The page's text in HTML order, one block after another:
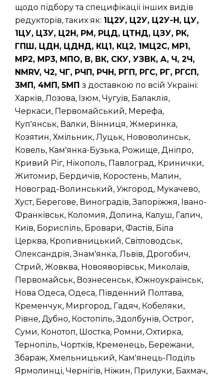
щодо підбору та специфікації інших видів
редукторів, таких як: 1Ц2У, Ц2У, Ц2У-Н, ЦУ,
1ЦУ, Ц3У, Ц2Н, РМ, РЦД, ЦТНД, ЦЗУ, РК,
ГПШ, ЦДН, ЦДНД, КЦ1, КЦ2, 1МЦ2С, МР1,
МР2, МР3, МПО, В, ВК, СКУ, УЗВК, А, Ч, 2Ч,
NMRV, Ч2, ЧГ, РЧП, РЧН, РГП, РГС, РГ, РГСП,
3МП, 4МП, 5МП з доставкою по всій Україні:
Харків, Лозова, Ізюм, Чугуїв, Балаклія,
Черкаси, Первомайський, Мерефа,
Куп'янськ, Валки, Вінниця, Жмеринка,
Козятин, Хмільник, Луцьк, Нововолинськ,
Ковель, Кам'янка-Бузька, Рожище, Дніпро,
Кривий Ріг, Нікополь, Павлоград, Кринички,
Житомир, Бердичів, Коростень, Малин,
Новоград-Волинський, Ужгород, Мукачево,
Хуст, Берегове, Виноградів, Запоріжжя, Івано-
Франківськ, Коломия, Долина, Калуш, Галич,
Київ, Бориспіль, Бровари, Фастів, Біла
Церква, Кропивницький, Світловодськ,
Олександрія, Знам'янка, Львів, Дрогобич,
Стрий, Жовква, Новояворівськ, Миколаїв,
Первомайськ, Вознесенськ, Южноукраїнськ,
Нова Одеса, Одеса, Південний Полтава,
Кременчук, Миргород, Гадяч, Кобеляки,
Рівне, Дубно, Костопіль, Здолбунів, Острог,
Суми, Конотоп, Шостка, Ромни, Охтирка,
Тернопіль, Чортків, Кременець, Бережани,
Збараж, Хмельницький, Кам'янець-Поділь
Ярмолинці, Чернігів, Ніжин, Прилуки, Бахмач,